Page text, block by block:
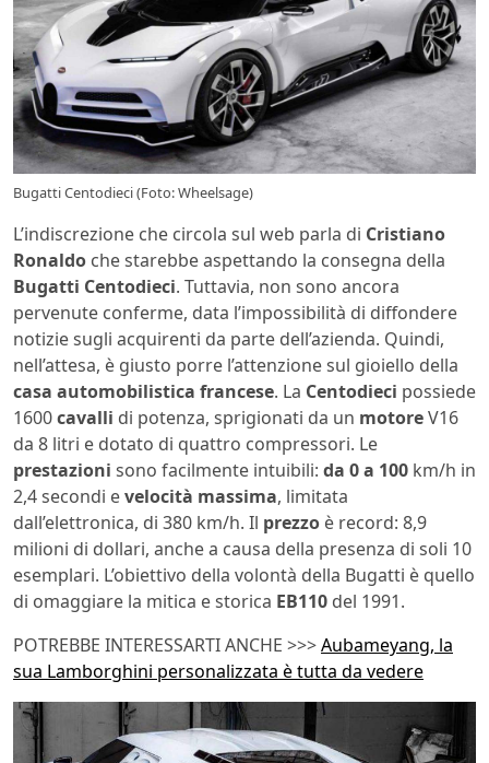
Bugatti Centodieci (Foto: Wheelsage)
L’indiscrezione che circola sul web parla di Cristiano
Ronaldo che starebbe aspettando la consegna della
Bugatti Centodieci. Tuttavia, non sono ancora
pervenute conferme, data l’impossibilità di diffondere
notizie sugli acquirenti da parte dell’azienda. Quindi,
nell’attesa, è giusto porre l’attenzione sul gioiello della
casa automobilistica francese. La Centodieci possiede
1600cavalli di potenza, sprigionati da un motoreV16
da 8 litri e dotato di quattro compressori. Le
prestazioni sono facilmente intuibili: da 0 a 100 km/h in
2,4 secondi evelocità massima, limitata
dall’elettronica, di 380 km/h. Il prezzo è record: 8,9
milioni di dollari, anche a causa della presenza di soli 10
esemplari. L’obiettivo della volontà della Bugatti è quello
di omaggiare la mitica e storica EB110 del 1991.
POTREBBE INTERESSARTI ANCHE >>>Aubameyang, la
sua Lamborghini personalizzata è tutta da vedere